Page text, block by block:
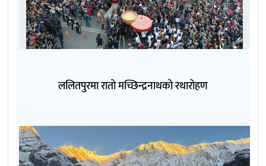
ललितपुरमा रातो मच्छिन्द्रनाथको रथारोहण